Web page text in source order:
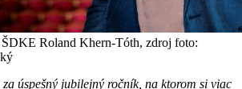
Roland Khern-Tóth, zdroj foto:
za úspešný jubilejný ročník, na ktorom si viac